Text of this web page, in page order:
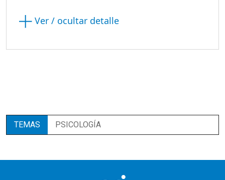
Ver / ocultar detalle
TEMAS PSICOLOGÍA